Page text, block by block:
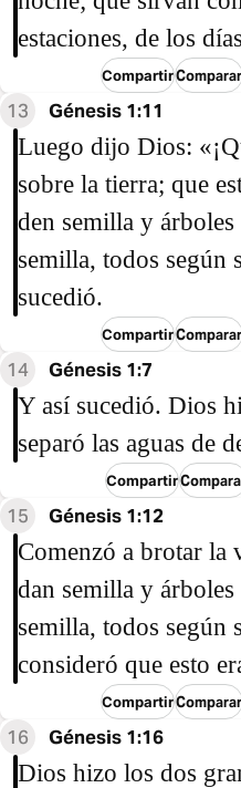
estaciones, de los
CompartirComparar
13 Génesis 1:11
Luego dijo Dios:
sobre la tierra; que
den semilla y
semilla, todos según
sucedió.
CompartirComparar
14 Génesis 1:7
Y así sucedió. Dios
separó las aguas de
Compartir
15 Génesis 1:12
Comenzó a brotar la
dan semilla y
semilla, todos según
consideró que esto
CompartirComparar
16 Génesis 1:16
Dios hizo los dos